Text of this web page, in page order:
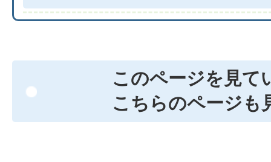
このページを見て
こちらのページも